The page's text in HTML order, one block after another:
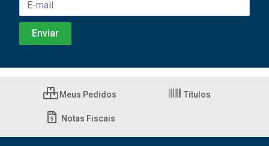
Meus Pedidos Títulos
Notas Fiscais